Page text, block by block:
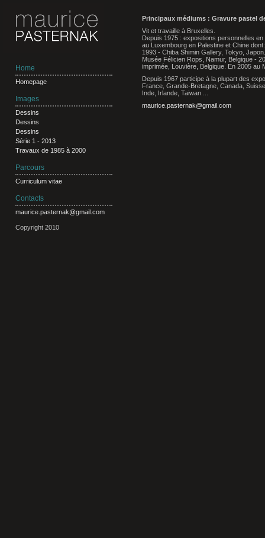
Home
Homepage
Images
Dessins
Dessins
Dessins
Série 1 - 2013
Travaux de 1985 à 2000
Parcours
Curriculum vitae
Contacts
maurice.pasternak@gmail.com
Copyright 2010
Principaux médiums : Gravure pastel
Vit et travaille à Bruxelles.
Depuis 1975 : expositions personnelles
au Luxembourg en Palestine et Chine dont:
1993 - Chiba Shimin Gallery, Tokyo,
Musée Félicien Rops, Namur, Belgique -
imprimée, Louvière, Belgique. En 2005 au
Depuis 1967 participe à la plupart des
France, Grande-Bretagne, Canada,
Inde, Irlande, Taiwan ...
maurice.pasternak@gmail.com